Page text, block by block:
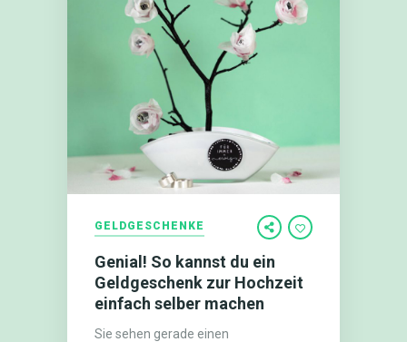
GELDGESCHENKE
Genial! So kannst du ein
Geldgeschenk zur Hochzeit
einfach selber machen
Sie sehen gerade einen